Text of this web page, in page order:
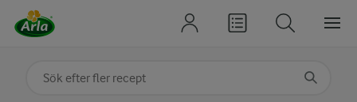
Sök på kategori eller ingrediens